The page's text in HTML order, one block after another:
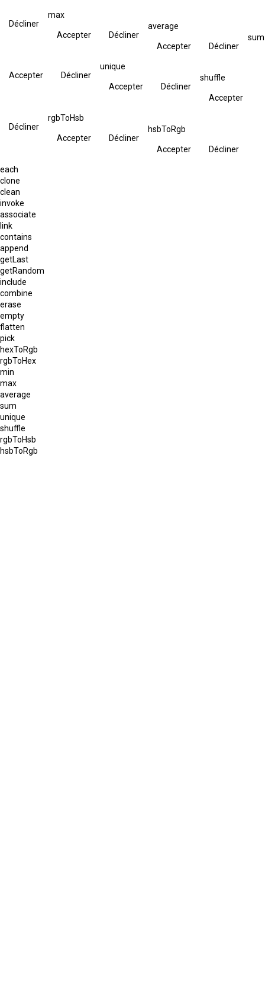
Décliner
max
Accepter Décliner
average
Accepter Décliner
sum
Accepter Décliner
unique
Accepter Décliner
shuffle
Accepter
Décliner
rgbToHsb
Accepter Décliner
hsbToRgb
Accepter Décliner
each
clone
clean
invoke
associate
link
contains
append
getLast
getRandom
include
combine
erase
empty
flatten
pick
hexToRgb
rgbToHex
min
max
average
sum
unique
shuffle
rgbToHsb
hsbToRgb